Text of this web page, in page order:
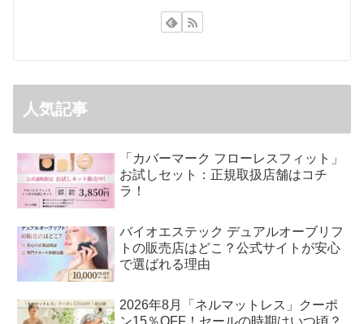
人気記事
「カバーマーク フローレスフィット」
お試しセット：正規取扱店舗はコチ
ラ！
バイオエステック デュアルオーブリフ
トの販売店はどこ？公式サイトが安心
で選ばれる理由
2026年8月「ネルマットレス」クーポ